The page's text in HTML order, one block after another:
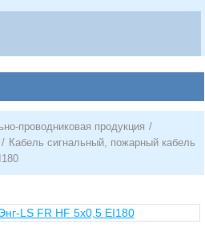
проводниковая продукция /
/ Кабель сигнальный, пожарный кабель